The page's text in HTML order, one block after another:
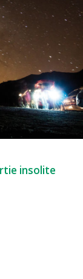
insolite